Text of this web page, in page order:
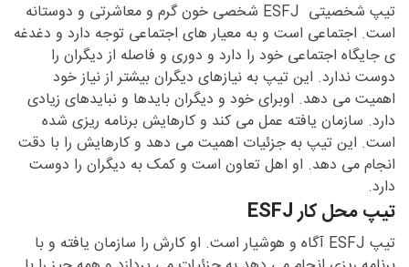
تیپ شخصیتی ESFJ شخصی خون گرم و معاشرتی و دوستانه
است. اجتماعی است و به معیار های اجتماعی توجه دارد و دغدغه
ی جایگاه اجتماعی خود را دارد و دوری و فاصله از دیگران را
دوست ندارد. این تیپ به نیازهای دیگران بیشتر از نیاز خود
اهمیت می دهد. اوبرای خود و دیگران بایدها و نبایدهای زیادی
دارد. سازمان یافته عمل می کند و کارهایش برنامه ریزی شده
است. این تیپ به جزئیات اهمیت می دهد و کارهایش را با دقت
انجام می دهد. او اهل تعاون است و کمک به دیگران را دوست
دارد.
تیپ محل کار ESFJ
تیپ ESFJ آگاه و هوشیار است. او کارش را سازمان یافته و با